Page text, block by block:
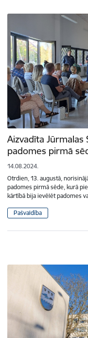
Aizvadīta
padomes pirmā
14.08.2024.
Otrdien, 13. augustā,
padomes pirmā sēde, kurā
kārtībā bija ievēlēt padomes
Pašvaldība